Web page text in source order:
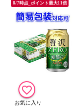
8/7時点_ポイント最大11倍